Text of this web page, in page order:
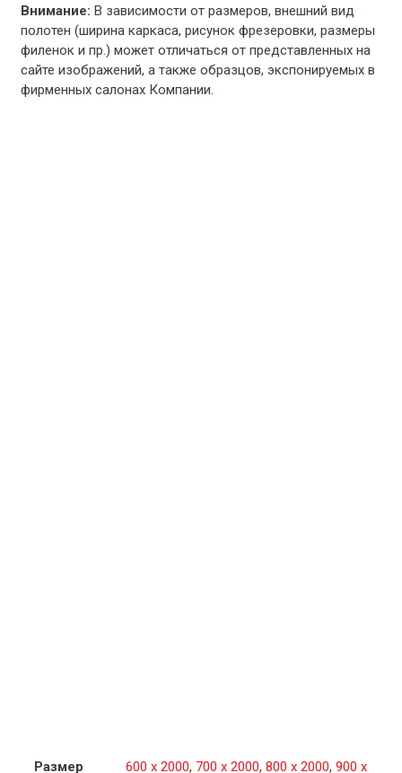
Внимание: В зависимости от размеров, внешний вид
полотен (ширина каркаса, рисунок фрезеровки, размеры
филенок и пр.) может отличаться от представленных на
сайте изображений, а также образцов, экспонируемых в
фирменных салонах Компании.
Размер 600 x 2000, 700 x 2000, 800 x 2000, 900 x